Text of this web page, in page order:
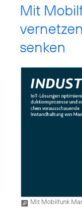
Mit
senken
Mit Mobilfunk